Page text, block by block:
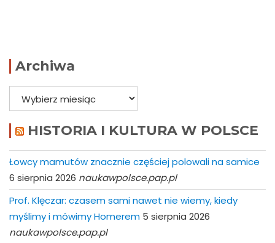
Archiwa
HISTORIA I KULTURA W POLSCE
Łowcy mamutów znacznie częściej polowali na samice
6 sierpnia 2026 naukawpolsce.pap.pl
Prof. Klęczar: czasem sami nawet nie wiemy, kiedy
myślimy i mówimy Homerem 5 sierpnia 2026
naukawpolsce.pap.pl